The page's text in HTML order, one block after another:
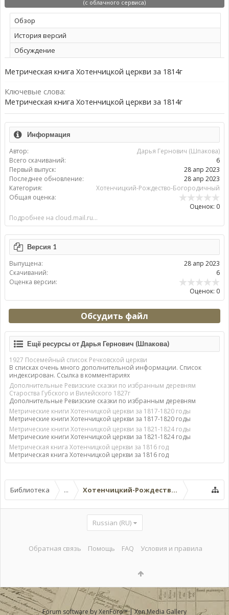
(с облачного сервиса)
Обзoр
История версий
Обсуждение
Метрическая книга Хотенчицкой церкви за 1814г
Ключевые слова:
Метрическая книга Хотенчицкой церкви за 1814г
Информация
Автор:
Дарья Гернович (Шпакова)
Всего скачиваний:
6
Первый выпуск:
28 апр 2023
Последнее обновление:
28 апр 2023
Категория:
Хотенчицкий-Рождество-Богородичный
Общая оценка:
Оценок: 0
Подробнее на cloud.mail.ru...
Версия 1
Выпущена:
28 апр 2023
Скачиваний:
6
Оценка версии:
Оценок: 0
Обсудить файл
Ещё ресурсы от Дарья Гернович (Шпакова)
1927 Посемейный список Речковской церкви
В списках очень много дополнительной информации. Список
индексирован. Ссылка в комментариях
Дополнительные Ревизские сказки по избранным деревням
Староства Губского и Вилейского 1827г
Дополнительные Ревизские сказки по избранным деревням
Метрические книги Хотенчицкой церкви за 1817-1820 годы
Метрические книги Хотенчицкой церкви за 1817-1820 годы
Метрические книги Хотенчицкой церкви за 1821-1824 годы
Метрические книги Хотенчицкой церкви за 1821-1824 годы
Метрическая книга Хотенчицкой церкви за 1816 год
Метрическая книга Хотенчицкой церкви за 1816 год
Библиотека ... Хотенчицкий-Рождество-
Russian (RU)
Обратная связь Помощь FAQ Условия и правила
Forum software by XenForo™|Xen Media Gallery